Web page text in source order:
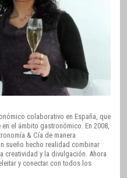
colaborativo en España, que
el ámbito gastronómico. En 2008,
& Cía de manera
sueño hecho realidad combinar
creatividad y la divulgación. Ahora
y conectar con todos los